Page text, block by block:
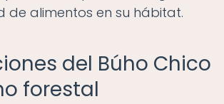
de alimentos en su hábitat.
del Búho Chico
forestal